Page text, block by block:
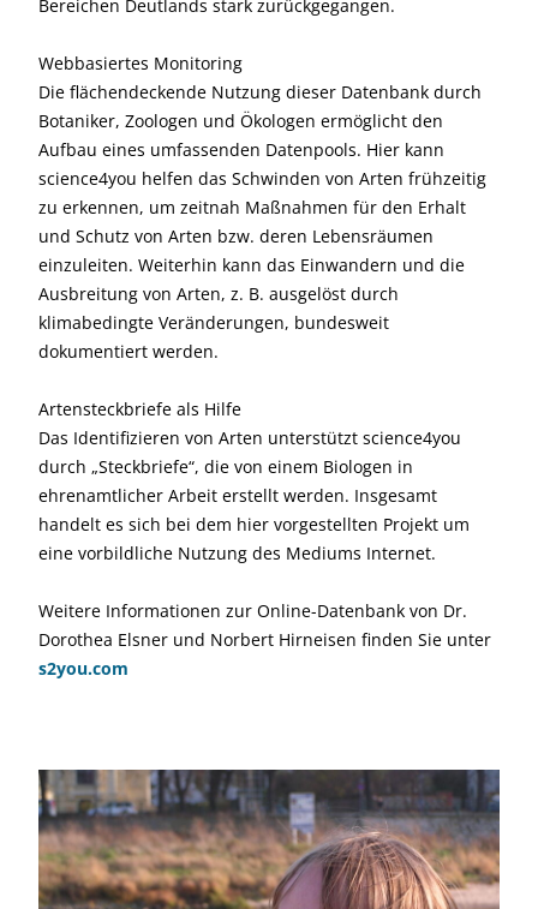
Bereichen Deutlands stark zurückgegangen.
Webbasiertes Monitoring
Die flächendeckende Nutzung dieser Datenbank durch
Botaniker, Zoologen und Ökologen ermöglicht den
Aufbau eines umfassenden Datenpools. Hier kann
science4you helfen das Schwinden von Arten frühzeitig
zu erkennen, um zeitnah Maßnahmen für den Erhalt
und Schutz von Arten bzw. deren Lebensräumen
einzuleiten. Weiterhin kann das Einwandern und die
Ausbreitung von Arten, z. B. ausgelöst durch
klimabedingte Veränderungen, bundesweit
dokumentiert werden.
Artensteckbriefe als Hilfe
Das Identifizieren von Arten unterstützt science4you
durch „Steckbriefe“, die von einem Biologen in
ehrenamtlicher Arbeit erstellt werden. Insgesamt
handelt es sich bei dem hier vorgestellten Projekt um
eine vorbildliche Nutzung des Mediums Internet.
Weitere Informationen zur Online-Datenbank von Dr.
Dorothea Elsner und Norbert Hirneisen finden Sie unter
s2you.com